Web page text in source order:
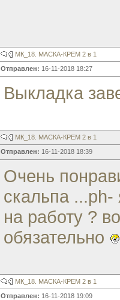
МК_18. МАСКА-КРЕМ 2 в 1
Отправлен: 16-11-2018 18:27
Выкладка
МК_18. МАСКА-КРЕМ 2 в 1
Отправлен: 16-11-2018 18:39
Очень
скальпа
на работу ?
обязательно
МК_18. МАСКА-КРЕМ 2 в 1
Отправлен: 16-11-2018 19:09